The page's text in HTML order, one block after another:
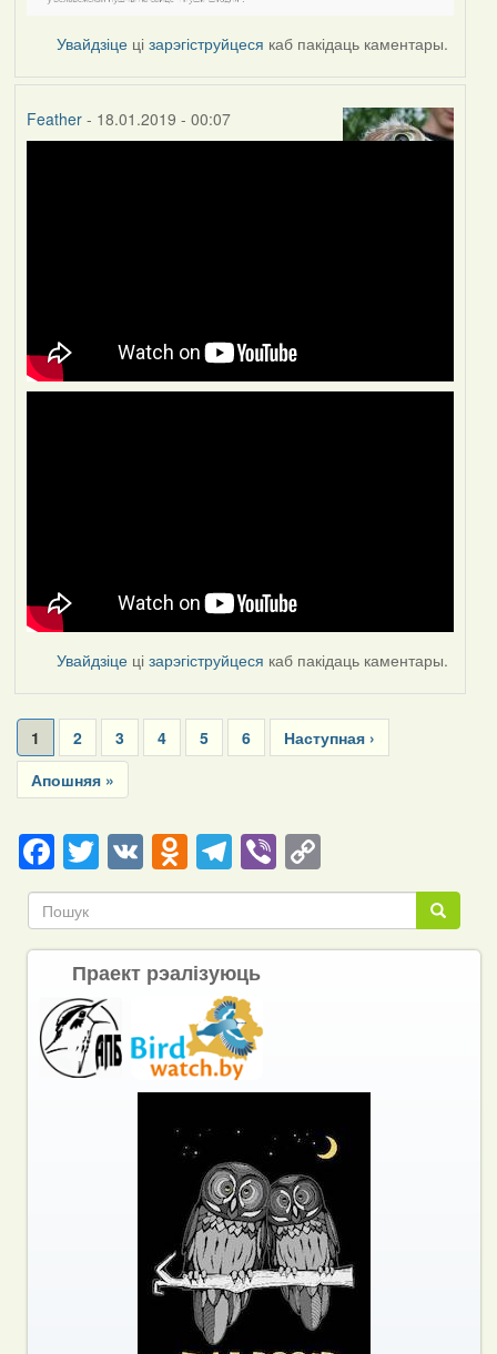
Увайдзіце цізарэгіструйцеся каб пакідаць каментары.
Feather- 18.01.2019 - 00:07
Увайдзіце цізарэгіструйцеся каб пакідаць каментары.
Pagination
Current
page
1 Page
2 Page
3 Page
4 Page
5 Page
6
Next
page
Наступная ›
Last
page
Апошняя »
Facebook
Twitter
VKOdnoklassniki
Telegram
ViberCopy
Link Пошук
Пошук
Праект рэалізуюць